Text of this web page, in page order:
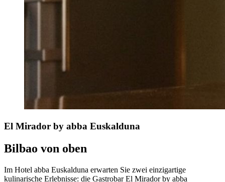
El Mirador by abba Euskalduna
Bilbao von oben
Im Hotel abba Euskalduna erwarten Sie zwei einzigartige
kulinarische Erlebnisse: die Gastrobar El Mirador by abba